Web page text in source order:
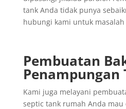
tank Anda tidak punya
hubungi kami untuk
Pembuatan
Penampungan
Kami juga melayani
septic tank rumah Anda